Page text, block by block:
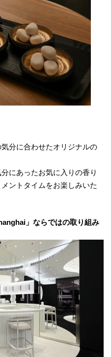
分に合わせたオリジナルの
にあったお気に入りの香り
ントタイムをお楽しみいた
」ならではの取り組み